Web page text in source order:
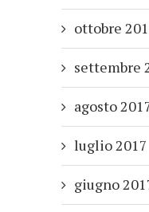
ottobre
settembre
agosto
luglio 2017
giugno